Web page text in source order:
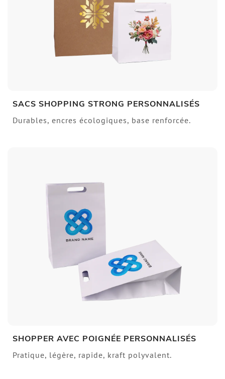
SACS SHOPPING STRONG PERSONNALISÉS
Durables, encres écologiques, base renforcée.
SHOPPER AVEC POIGNÉE PERSONNALISÉS
Pratique, légère, rapide, kraft polyvalent.